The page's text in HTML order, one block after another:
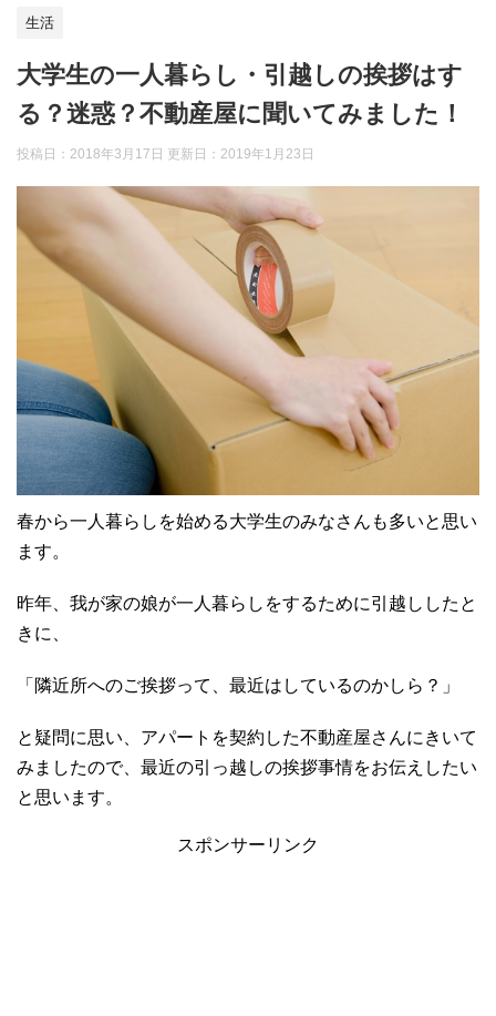
生活
大学生の一人暮らし・引越しの挨拶はす
る？迷惑？不動産屋に聞いてみました！
投稿日：2018年3月17日 更新日： 2019年1月23日
春から一人暮らしを始める大学生のみなさんも多いと思い
ます。
昨年、我が家の娘が一人暮らしをするために引越ししたと
きに、
「隣近所へのご挨拶って、最近はしているのかしら？」
と疑問に思い、アパートを契約した不動産屋さんにきいて
みましたので、最近の引っ越しの挨拶事情をお伝えしたい
と思います。
スポンサーリンク